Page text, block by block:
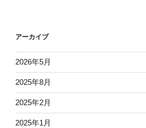
アーカイブ
2026年5月
2025年8月
2025年2月
2025年1月